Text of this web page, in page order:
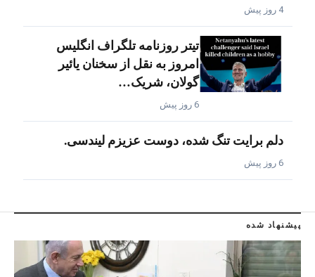
4 روز پیش
تیتر روزنامه تلگراف انگلیس
امروز به نقل از سخنان یائیر
گولان، شریک…
6 روز پیش
دلم برایت تنگ شده، دوست عزیزم لیندسی.
6 روز پیش
پیشنهاد شده